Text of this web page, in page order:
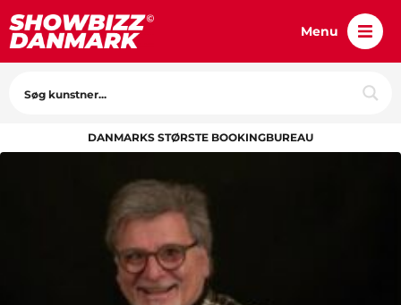
Menu
DANMARKS STØRSTE BOOKINGBUREAU